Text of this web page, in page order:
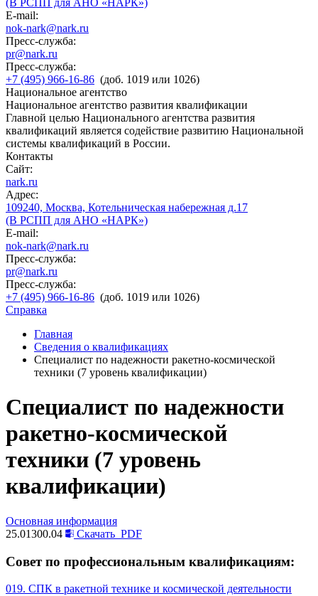
(В РСПП для АНО «НАРК»)
E-mail:
nok-nark@nark.ru
Пресс-служба:
pr@nark.ru
Пресс-служба:
+7 (495) 966-16-86 (доб. 1019 или 1026)
Национальное агентство
Национальное агентство развития квалификации
Главной целью Национального агентства развития
квалификаций является содействие развитию Национальной
системы квалификаций в России.
Контакты
Сайт:
nark.ru
Адрес:
109240, Москва, Котельническая набережная д.17
(В РСПП для АНО «НАРК»)
E-mail:
nok-nark@nark.ru
Пресс-служба:
pr@nark.ru
Пресс-служба:
+7 (495) 966-16-86 (доб. 1019 или 1026)
Справка
Главная
Сведения о квалификациях
Специалист по надежности ракетно-космической
техники (7 уровень квалификации)
Специалист по надежности
ракетно-космической
техники (7 уровень
квалификации)
Основная информация
25.01300.04
Скачать PDF
Совет по профессиональным квалификациям:
019. СПК в ракетной технике и космической деятельности